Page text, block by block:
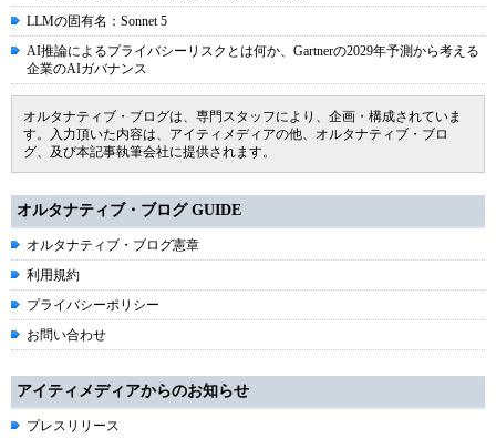
LLMの固有名：Sonnet 5
AI推論によるプライバシーリスクとは何か、Gartnerの2029年予測から考える
企業のAIガバナンス
オルタナティブ・ブログは、専門スタッフにより、企画・構成されていま
す。入力頂いた内容は、アイティメディアの他、オルタナティブ・ブロ
グ、及び本記事執筆会社に提供されます。
オルタナティブ・ブログ GUIDE
オルタナティブ・ブログ憲章
利用規約
プライバシーポリシー
お問い合わせ
アイティメディアからのお知らせ
プレスリリース